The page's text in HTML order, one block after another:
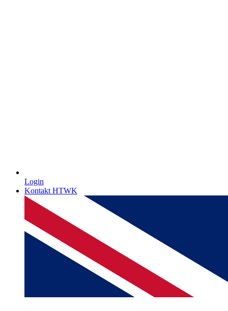
Login
Kontakt HTWK